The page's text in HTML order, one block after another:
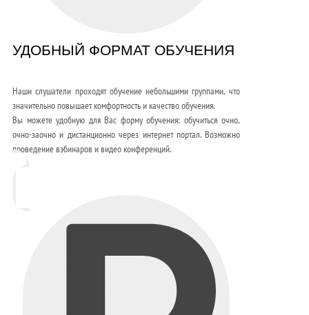
УДОБНЫЙ ФОРМАТ ОБУЧЕНИЯ
Наши слушатели проходят обучение небольшими группами, что
значительно повышает комфортность и качество обучения.
Вы можете удобную для Вас форму обучения: обучиться очно,
очно-заочно и дистанционно через интернет портал. Возможно
проведение вэбинаров и видео конференций.